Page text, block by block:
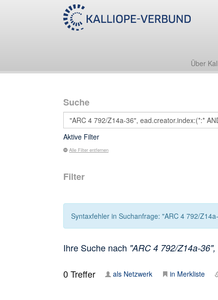
Über
Suche
Aktive Filter
Alle Filter entfernen
Filter
Syntaxfehler in Suchanfrage: "ARC 4 792/
Ihre Suche nach "ARC 4 792/Z14a-
0Treffer als Netzwerk in Merkliste